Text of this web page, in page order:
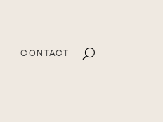
CONTACT